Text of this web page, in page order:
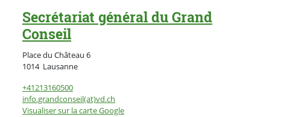
Secrétariat général du Grand
Conseil
Place du Château 6
1014 LausanneSuisse
+41213160500
info.grandconseil(at)vd.ch
Visualiser sur la carte Google